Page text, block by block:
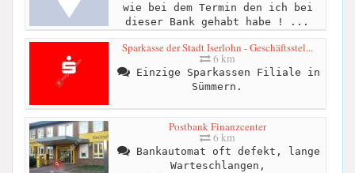
wie bei dem Termin den ich bei
dieser Bank gehabt habe ! ...
Sparkasse der Stadt Iserlohn - Geschäftsstel...
6 km
Einzige Sparkassen Filiale in
Sümmern.
Postbank Finanzcenter
6 km
Bankautomat oft defekt, lange
Warteschlangen,